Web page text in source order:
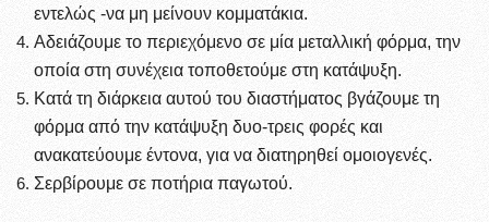
εντελώς -να μη μείνουν κομματάκια.
Αδειάζουμε το περιεχόμενο σε μία μεταλλική φόρμα, την
οποία στη συνέχεια τοποθετούμε στη κατάψυξη.
Κατά τη διάρκεια αυτού του διαστήματος βγάζουμε τη
φόρμα από την κατάψυξη δυο-τρεις φορές και
ανακατεύουμε έντονα, για να διατηρηθεί ομοιογενές.
Σερβίρουμε σε ποτήρια παγωτού.